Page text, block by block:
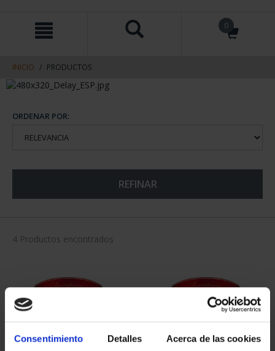
Consentimiento Detalles Acerca de las cookies
navegacin
0
INICIO PRODUCTOS
REFINAR